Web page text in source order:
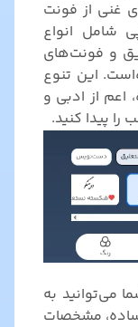
غنی از فونت
شامل انواع
و فونت‌های
این تنوع
اعم از ادبی و
پیدا کنید.
می‌توانید به
ساده، مشخصات